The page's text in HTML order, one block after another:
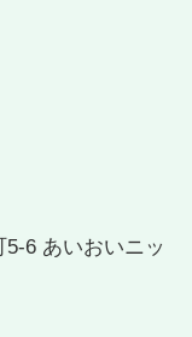
6 あいおいニッ